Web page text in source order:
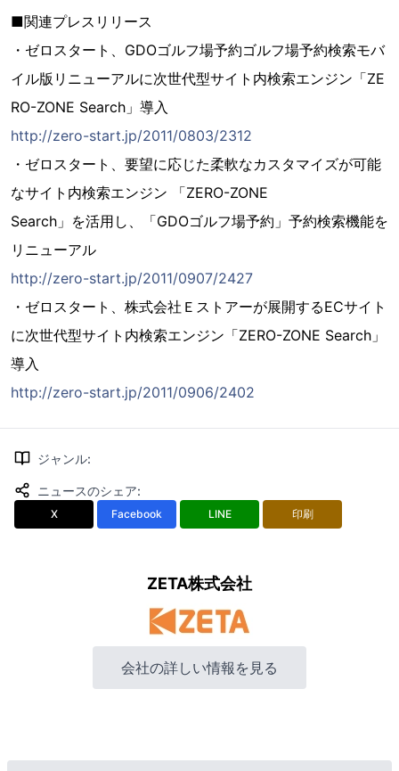
■関連プレスリリース
・ゼロスタート、GDOゴルフ場予約ゴルフ場予約検索モバ
イル版リニューアルに次世代型サイト内検索エンジン「ZE
RO-ZONE Search」導入
http://zero-start.jp/2011/0803/2312
・ゼロスタート、要望に応じた柔軟なカスタマイズが可能
なサイト内検索エンジン 「ZERO-ZONE
Search」を活用し、「GDOゴルフ場予約」予約検索機能を
リニューアル
http://zero-start.jp/2011/0907/2427
・ゼロスタート、株式会社Ｅストアーが展開するECサイト
に次世代型サイト内検索エンジン「ZERO-ZONE Search」
導入
http://zero-start.jp/2011/0906/2402
ジャンル:
ニュースのシェア:
X Facebook LINE 印刷
ZETA株式会社
会社の詳しい情報を見る